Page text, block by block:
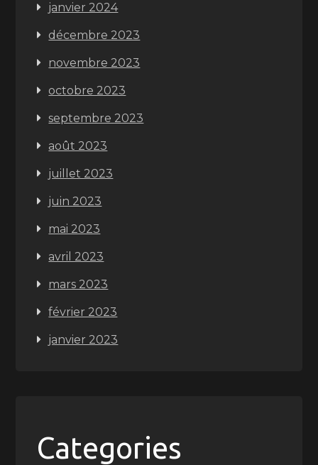
janvier 2024
décembre 2023
novembre 2023
octobre 2023
septembre 2023
août 2023
juillet 2023
juin 2023
mai 2023
avril 2023
mars 2023
février 2023
janvier 2023
Categories